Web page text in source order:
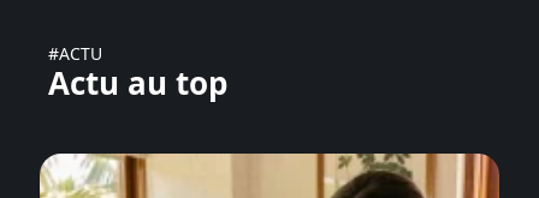
#ACTU
Actu au top